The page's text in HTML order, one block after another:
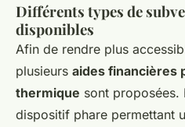
Différents types de
disponibles
Afin de rendre plus
plusieurs aides financières
thermique sont proposées.
dispositif phare permettant